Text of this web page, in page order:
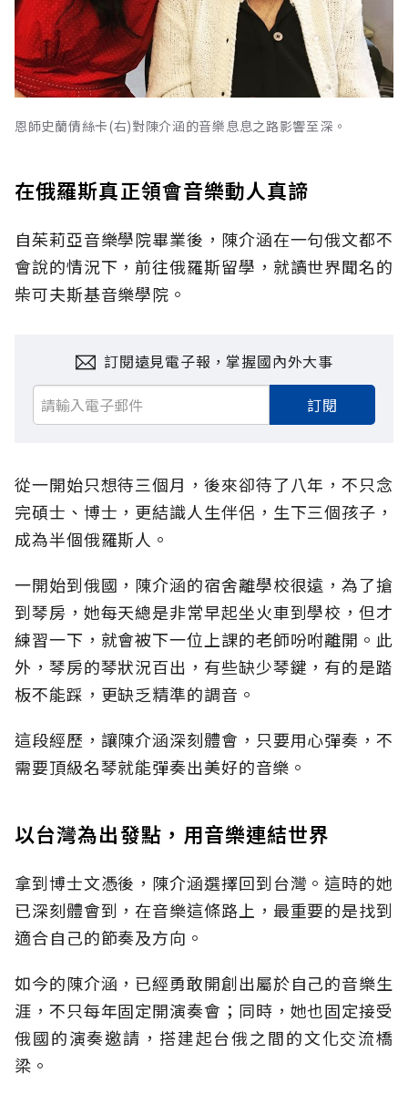
恩師史蘭倩絲卡(右)對陳介涵的音樂息息之路影響至深。
在俄羅斯真正領會音樂動人真諦
自茱莉亞音樂學院畢業後，陳介涵在一句俄文都不
會說的情況下，前往俄羅斯留學，就讀世界聞名的
柴可夫斯基音樂學院。
訂閱遠見電子報，掌握國內外大事
訂閱
從一開始只想待三個月，後來卻待了八年，不只念
完碩士、博士，更結識人生伴侶，生下三個孩子，
成為半個俄羅斯人。
一開始到俄國，陳介涵的宿舍離學校很遠，為了搶
到琴房，她每天總是非常早起坐火車到學校，但才
練習一下，就會被下一位上課的老師吩咐離開。此
外，琴房的琴狀況百出，有些缺少琴鍵，有的是踏
板不能踩，更缺乏精準的調音。
這段經歷，讓陳介涵深刻體會，只要用心彈奏，不
需要頂級名琴就能彈奏出美好的音樂。
以台灣為出發點，用音樂連結世界
拿到博士文憑後，陳介涵選擇回到台灣。這時的她
已深刻體會到，在音樂這條路上，最重要的是找到
適合自己的節奏及方向。
如今的陳介涵，已經勇敢開創出屬於自己的音樂生
涯，不只每年固定開演奏會；同時，她也固定接受
俄國的演奏邀請，搭建起台俄之間的文化交流橋
梁。